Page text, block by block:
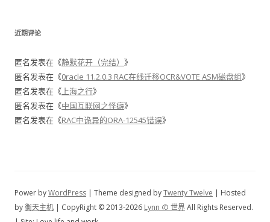
近期评论
匿名发表在《静默花开（完结） 》
匿名发表在《0racle 11.2.0.3 RAC在线迁移OCR&VOTE ASM磁盘组》
匿名发表在《 上海之行》
匿名发表在《中国互联网之怪癖》
匿名发表在《RAC中诡异的ORA-12545错误》
Power byWordPress | Theme designed byTwenty Twelve | Hosted
by衡天主机 | CopyRight © 2013-2026 Lynn の 世界All Rights Reserved.